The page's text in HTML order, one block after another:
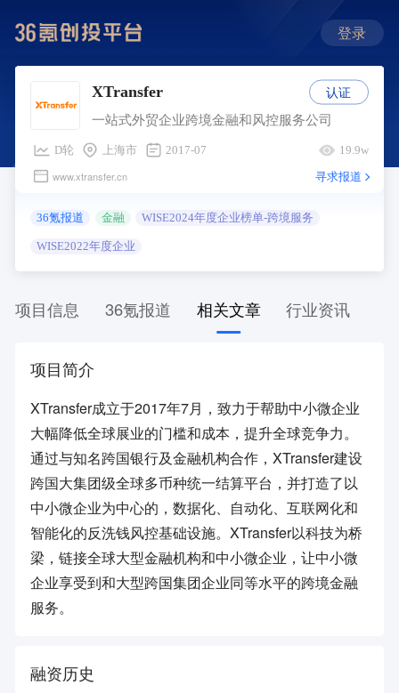
登录
XTransfer
一站式外贸企业跨境金融和风控服务公司
D轮 上海市 2017-07 19.9w
www.xtransfer.cn 寻求报道
36氪报道 金融 WISE2024年度企业榜单-跨境服务
WISE2022年度企业
认证
项目信息 36氪报道 相关文章 行业资讯
项目简介
XTransfer成立于2017年7月，致力于帮助中小微企业
大幅降低全球展业的门槛和成本，提升全球竞争力。
通过与知名跨国银行及金融机构合作，XTransfer建设
跨国大集团级全球多币种统一结算平台，并打造了以
中小微企业为中心的，数据化、自动化、互联网化和
智能化的反洗钱风控基础设施。XTransfer以科技为桥
梁，链接全球大型金融机构和中小微企业，让中小微
企业享受到和大型跨国集团企业同等水平的跨境金融
服务。
融资历史